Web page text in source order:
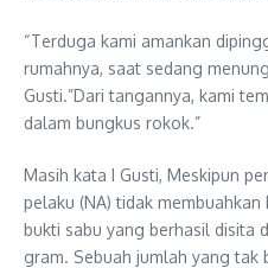
“Terduga kami amankan
rumahnya, saat sedang
Gusti.”Dari tangannya, kami
dalam bungkus rokok.”
Masih kata I Gusti, Meskipun
pelaku (NA) tidak
bukti sabu yang berhasil disita
gram. Sebuah jumlah yang tak